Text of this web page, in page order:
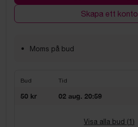
Skapa ett konto
Moms på bud
Bud Tid
50 kr 02 aug. 20:59
Visa alla bud (1 )